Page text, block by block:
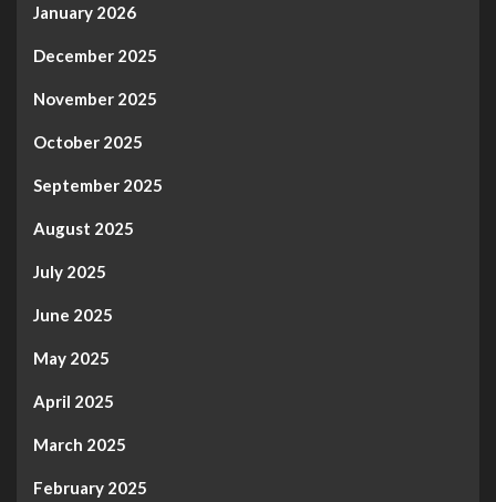
January 2026
December 2025
November 2025
October 2025
September 2025
August 2025
July 2025
June 2025
May 2025
April 2025
March 2025
February 2025